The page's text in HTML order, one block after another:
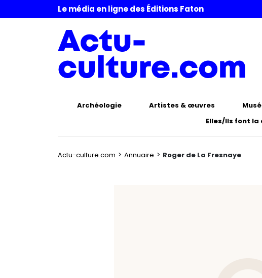
Le média en ligne des Éditions Faton
Archéologie Artistes & œuvres
Elles/Ils font la
Actu-culture.com > Annuaire > Roger de La Fresnaye